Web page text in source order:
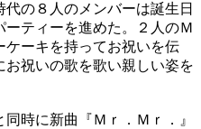
の８人のメンバーは誕生日
ティーを進めた。２人のＭ
ケーキを持ってお祝いを伝
お祝いの歌を歌い親しい姿を
時に新曲『Ｍｒ．Ｍｒ．』